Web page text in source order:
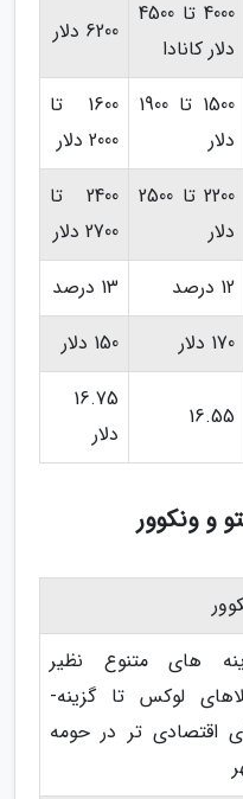
4000 تا 4500
دلار کانادا
6200 دلار
1500 تا 1900
دلار
1600 تا
2000 دلار
2200 تا 2500
دلار
2400 تا
2700 دلار
12 درصد
13 درصد
170 دلار
150 دلار
16.55
16.75
دلار
و ونکوور
­های متنوع نظیر
ویلاهای لوکس تا گزینه­
اقتصادی­ تر در حومه